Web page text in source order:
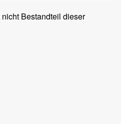
Bestandteil dieser